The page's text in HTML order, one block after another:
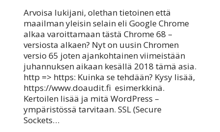
Arvoisa lukijani, olethan tietoinen että
maailman yleisin selain eli Google Chrome
alkaa varoittamaan tästä Chrome 68 –
versiosta alkaen? Nyt on uusin Chromen
versio 65 joten ajankohtainen viimeistään
juhannuksen aikaan kesällä 2018 tämä asia.
http => https: Kuinka se tehdään? Kysy lisää,
https://www.doaudit.fi esimerkkinä.
Kertoilen lisää ja mitä WordPress –
ympäristössä tarvitaan. SSL (Secure
Sockets…